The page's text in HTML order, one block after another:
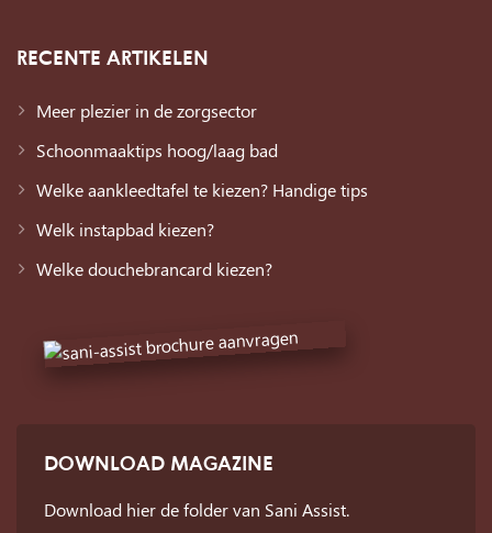
RECENTE ARTIKELEN
Meer plezier in de zorgsector
Schoonmaaktips hoog/laag bad
Welke aankleedtafel te kiezen? Handige tips
Welk instapbad kiezen?
Welke douchebrancard kiezen?
DOWNLOAD MAGAZINE
Download hier de folder van Sani Assist.